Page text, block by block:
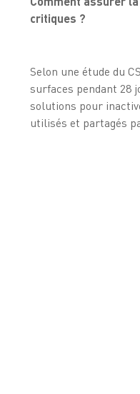
critiques ?
Selon une étude du
surfaces pendant 28
solutions pour
utilisés et partagés